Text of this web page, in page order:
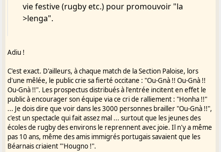
regarder enfin la réalité en face : l'Occitanie (Gascogne incluse) est
continuer à
pas marché
de
locuteurs a fondu ?
Mais je n'ai pas les moyens de faire bouger l'occitanisme en général, et
préfère
me placer sur un terrain plus local ou régional.
Je préfère donc proposer des axes pour un programme gascon.
Ceux qui me lisent ici ou sur Gasconha.com doivent les connaître un
vie festive (rugby etc.) pour promouvoir "la
>lenga".
Adiu !
C'est exact. D'ailleurs, à chaque match de la Section Paloise, lors
d'une mêlée, le public crie sa fierté occitane : "Ou-Gnà !! Ou-Gnà !!
Ou-Gnà !!". Les prospectus distribués à l'entrée incitent en effet le
public à encourager son équipe via ce cri de ralliement : "Honha !!"
... Je dois dire que voir dans les 3000 personnes brailler "Ou-Gnà !!",
c'est un spectacle qui fait assez mal ... surtout que les jeunes des
écoles de rugby des environs le reprennent avec joie. Il n'y a même
pas 10 ans, même des amis immigrés portugais savaient que les
Béarnais criaient "'Hougno !".